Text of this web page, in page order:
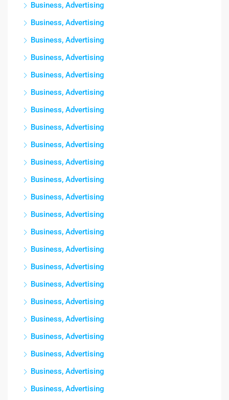
Business, Advertising
Business, Advertising
Business, Advertising
Business, Advertising
Business, Advertising
Business, Advertising
Business, Advertising
Business, Advertising
Business, Advertising
Business, Advertising
Business, Advertising
Business, Advertising
Business, Advertising
Business, Advertising
Business, Advertising
Business, Advertising
Business, Advertising
Business, Advertising
Business, Advertising
Business, Advertising
Business, Advertising
Business, Advertising
Business, Advertising